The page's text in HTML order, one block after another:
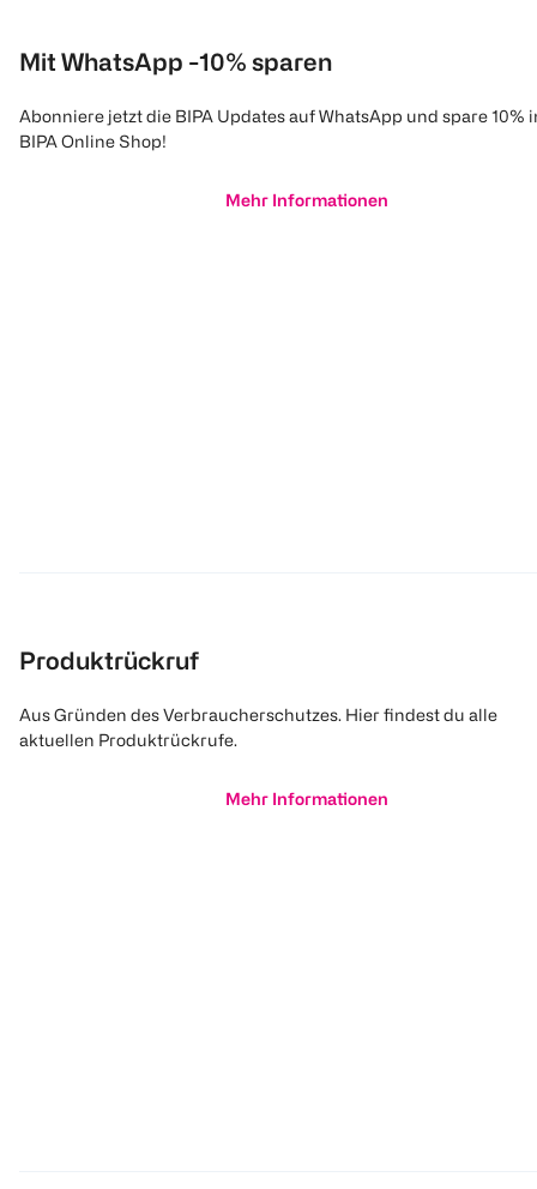
Mit WhatsApp -10% sparen
Abonniere jetzt die BIPA Updates auf WhatsApp und spare 10%
BIPA Online Shop!
Mehr Informationen
Produktrückruf
Aus Gründen des Verbraucherschutzes. Hier findest du alle
aktuellen Produktrückrufe.
Mehr Informationen